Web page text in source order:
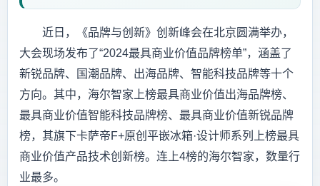
近日，《品牌与创新》创新峰会在北京圆满举办，
大会现场发布了“2024最具商业价值品牌榜单”，涵盖了
新锐品牌、国潮品牌、出海品牌、智能科技品牌等十个
方向。其中，海尔智家上榜最具商业价值出海品牌榜、
最具商业价值智能科技品牌榜、最具商业价值新锐品牌
榜，其旗下卡萨帝F+原创平嵌冰箱·设计师系列上榜最具
商业价值产品技术创新榜。连上4榜的海尔智家，数量行
业最多。